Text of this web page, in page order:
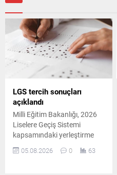
LGS tercih sonuçları
açıklandı
Milli Eğitim Bakanlığı, 2026
Liselere Geçiş Sistemi
kapsamındaki yerleştirme
sonuçlarını ve boş
kontenjanları erişime açtı.
05.08.2026 0 63